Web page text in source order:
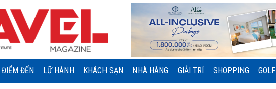
ĐIỂM ĐẾN LỮ HÀNH KHÁCH SẠN NHÀ HÀNG GIẢI TRÍ SHOPPING GOLF